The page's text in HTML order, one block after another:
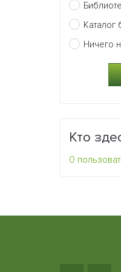
Каталог
Ничего
Кто
0